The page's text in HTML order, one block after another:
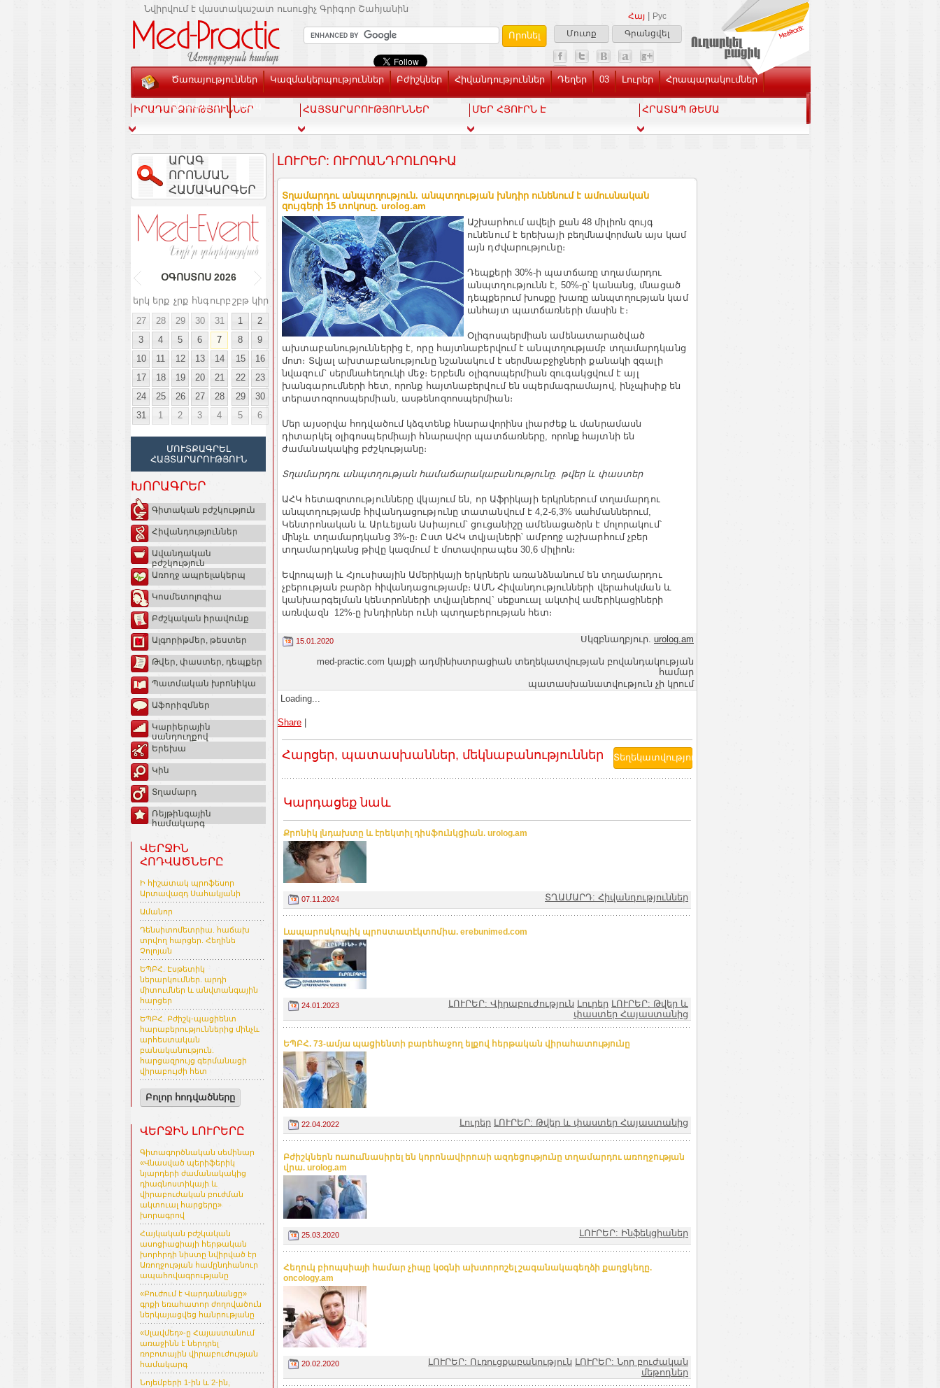
Հայ
Рус
Մուտք
Գրանցվել
Նվիրվում է վաստակաշատ ուսուցիչ Գրիգոր Շահյանին
Ծառայություններ Կազմակերպություններ Բժիշկներ Հիվանդություններ Դեղեր 03 Լուրեր Հրապարակումներ
Տեսասրահ Կապ
ԻՐԱԴԱՐՁՈՒԹՅՈՒՆՆԵՐ ՀԱՅՏԱՐԱՐՈՒԹՅՈՒՆՆԵՐ ՄԵՐ ՀՅՈՒՐՆ Է ՀՐԱՏԱՊ ԹԵՄԱ
ԱՐԱԳ
ՈՐՈՆՄԱՆ
ՀԱՄԱԿԱՐԳԵՐ
ՕԳՈՍՏՈՍ 2026
երկ երք չրք հնգուրբ շբթ կիր
27
28 29 30 31 1
2
3
4 5 6 7 8
9
10
11 12 13 14 15
16
17
18 19 20 21 22
23
24
25 26 27 28 29
30
31
1 2 3 4 5 6
ՄՈՒՏՔԱԳՐԵԼ
ՀԱՅՏԱՐԱՐՈՒԹՅՈՒՆ
ԽՈՐԱԳՐԵՐ
Գիտական բժշկություն
Հիվանդություններ
Ավանդական
բժշկություն
Առողջ ապրելակերպ
Կոսմետոլոգիա
Բժշկական իրավունք
Ալգորիթմեր, թեստեր
Թվեր, փաստեր, դեպքեր
Պատմական խրոնիկա
Աֆորիզմներ
Կարիերային
սանդուղքով
Երեխա
Կին
Տղամարդ
Ռեյթինգային
համակարգ
ՎԵՐՋԻՆ
ՀՈԴՎԱԾՆԵՐԸ
Ի հիշատակ պրոֆեսոր
Արտավազդ Սահակյանի
Ամանոր
Դենսիտոմետրիա. հաճախ
տրվող հարցեր. Հեղինե
Չոլոյան
ԵՊԲՀ. Էսթետիկ
ներարկումներ. արդի
միտումներ և անվտանգային
հարցեր
ԵՊԲՀ. Բժիշկ-պացիենտ
հարաբերություններից մինչև
արհեստական
բանականություն.
հարցազրույց գերմանացի
վիրաբույժի հետ
Բոլոր հոդվածները
ՎԵՐՋԻՆ ԼՈՒՐԵՐԸ
Գիտագործնական սեմինար
«Վնասված պերիֆերիկ
նյարդերի ժամանակակից
դիագնոստիկայի և
վիրաբուժական բուժման
ակտուալ հարցերը»
խորագրով
Հայկական բժշկական
ասոցիացիայի հերթական
խորհրդի նիստը նվիրված էր
Առողջության համընդհանուր
ապահովագրությանը
«Բուժում է Վարդանանցը»
գրքի եռահատոր ժողովածուն
ներկայացվեց հանրությանը
«Սլավմեդ»-ը Հայաստանում
առաջինն է ներդրել
ռոբոտային վիրաբուժության
համակարգ
Նոյեմբերի 1-ին և 2-ին,
ԼՈՒՐԵՐ: ՈՒՐՈԱՆԴՐՈԼՈԳԻԱ
Տղամարդու անպտղություն. անպտղության խնդիր ունենում է ամուսնական
զույգերի 15 տոկոսը. urolog.am
Աշխարհում ավելի քան 48 միլիոն զույգ
ունենում է երեխայի բեղմնավորման այս կամ
այն դժվարությունը։
Դեպքերի 30%-ի պատճառը տղամարդու
անպտղությունն է, 50%-ը՝ կանանց, մնացած
դեպքերում խոսքը խառը անպտղության կամ
անհայտ պատճառների մասին է։
Օլիգոսպերմիան ամենատարածված
ախտաբանություններից է, որը հայտնաբերվում է անպտղությամբ տղամարդկանց
մոտ։ Տվյալ ախտաբանությունը նշանակում է սերմնաբջիջների քանակի զգալի
նվազում` սերմնահեղուկի մեջ։ Երբեմն օլիգոսպերմիան զուգակցվում է այլ
խանգարումների հետ, որոնք հայտնաբերվում են սպերմագրամայով, ինչպիսիք են
տերատոզոոսպերմիան, ասթենոզոոսպերմիան։
Մեր այսօրվա հոդվածում կձգտենք հնարավորինս լիարժեք և մանրամասն
դիտարկել օլիգոսպերմիայի հնարավոր պատճառները, որոնք հայտնի են
ժամանակակից բժշկությանը։
Տղամարդու անպտղության համաճարակաբանությունը. թվեր և փաստեր
ԱՀԿ հետազոտությունները վկայում են, որ Աֆրիկայի երկրներում տղամարդու
անպտղությամբ հիվանդացությունը տատանվում է 4,2-6,3% սահմաններում,
Կենտրոնական և Արևելյան Ասիայում` ցուցանիշը ամենացածրն է մոլորակում՝
մինչև տղամարդկանց 3%-ը։ Ըստ ԱՀԿ տվյալների՝ ամբողջ աշխարհում չբեր
տղամարդկանց թիվը կազմում է մոտավորապես 30,6 միլիոն։
Եվրոպայի և Հյուսիսային Ամերիկայի երկրներն առանձնանում են տղամարդու
չբերության բարձր հիվանդացությամբ։ ԱՄՆ Հիվանդությունների վերահսկման և
կանխարգելման կենտրոնների տվյալներով` սեքսուալ ակտիվ ամերիկացիների
առնվազն 12%-ը խնդիրներ ունի պտղաբերության հետ։
15.01.2020 Սկզբնաղբյուր. urolog.am
med-practic.com կայքի ադմինիստրացիան տեղեկատվության բովանդակության
համար
պատասխանատվություն չի կրում
Loading...
Share
Հարցեր, պատասխաններ, մեկնաբանություններ
Կարդացեք նաև
Քրոնիկ լնդախտը և էրեկտիլ դիսֆունկցիան. urolog.am
07.11.2024 ՏՂԱՄԱՐԴ: Հիվանդություններ
Լապարոսկոպիկ պրոստատէկտոմիա. erebunimed.com
24.01.2023 ԼՈՒՐԵՐ: Վիրաբուժություն Լուրեր ԼՈՒՐԵՐ: Թվեր և
փաստեր Հայաստանից
ԵՊԲՀ. 73-ամյա պացիենտի բարեհաջող ելքով հերթական վիրահատությունը
22.04.2022 Լուրեր ԼՈՒՐԵՐ: Թվեր և փաստեր Հայաստանից
Բժիշկներն ուսումնասիրել են կորոնավիրուսի ազդեցությունը տղամարդու առողջության
վրա. urolog.am
25.03.2020 ԼՈՒՐԵՐ: Ինֆեկցիաներ
Հեղուկ բիոպսիայի համար չիպը կօգնի ախտորոշել շագանակագեղձի քաղցկեղը.
oncology.am
20.02.2020 ԼՈՒՐԵՐ: Ուռուցքաբանություն ԼՈՒՐԵՐ: Նոր բուժական
մեթոդներ